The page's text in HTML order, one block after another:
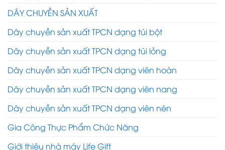
DÂY CHUYỀN SẢN XUẤT
Dây chuyền sản xuất TPCN dạng túi bột
Dây chuyền sản xuất TPCN dạng túi lỏng
Dây chuyền sản xuất TPCN dạng viên hoàn
Dây chuyền sản xuất TPCN dạng viên nang
Dây chuyền sản xuất TPCN dạng viên nén
Gia Công Thực Phẩm Chức Năng
Giới thiệu nhà máy Life Gift